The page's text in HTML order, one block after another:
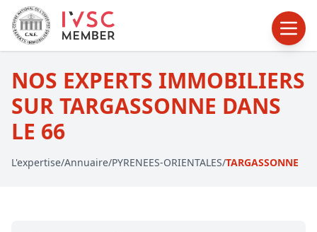
NOS EXPERTS IMMOBILIERS
SUR TARGASSONNE DANS
LE 66
L'expertise/Annuaire/PYRENEES-ORIENTALES/TARGASSONNE